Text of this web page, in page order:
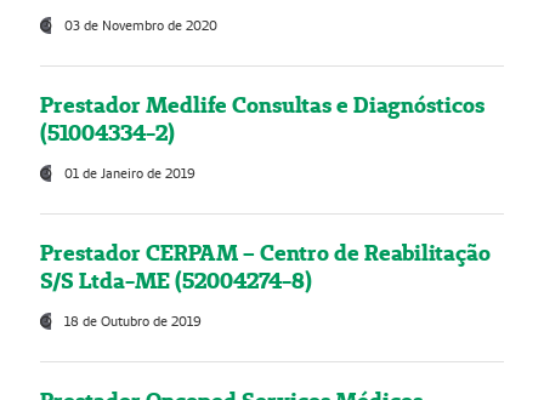
03 de Novembro de 2020
Prestador Medlife Consultas e Diagnósticos
(51004334-2)
01 de Janeiro de 2019
Prestador CERPAM – Centro de Reabilitação
S/S Ltda-ME (52004274-8)
18 de Outubro de 2019